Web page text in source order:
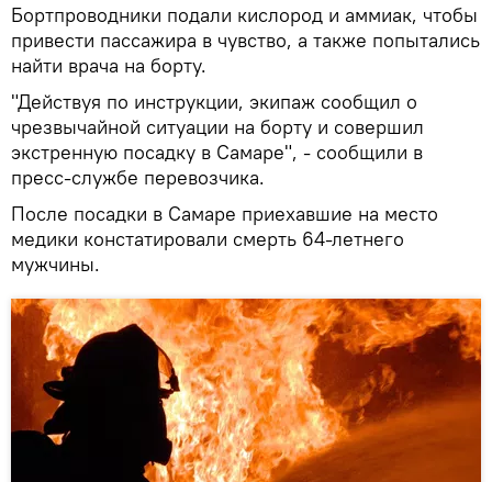
Бортпроводники подали кислород и аммиак, чтобы
привести пассажира в чувство, а также попытались
найти врача на борту.
"Действуя по инструкции, экипаж сообщил о
чрезвычайной ситуации на борту и совершил
экстренную посадку в Самаре", - сообщили в
пресс-службе перевозчика.
После посадки в Самаре приехавшие на место
медики констатировали смерть 64-летнего
мужчины.